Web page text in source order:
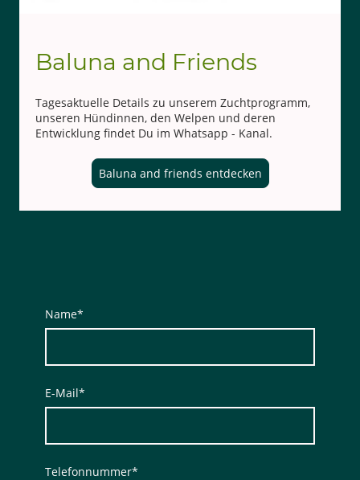
Baluna and Friends
Tagesaktuelle Details zu unserem Zuchtprogramm,
unseren Hündinnen, den Welpen und deren
Entwicklung findet Du im Whatsapp - Kanal.
Baluna and friends entdecken
Name*
E-Mail*
Telefonnummer*